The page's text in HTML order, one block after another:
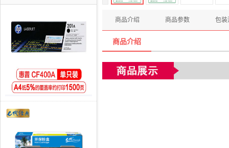
商品介绍 商品参数 包装
商品介绍